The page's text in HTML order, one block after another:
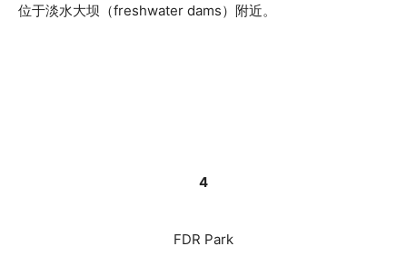
位于淡水大坝（freshwater dams）附近。
4
FDR Park